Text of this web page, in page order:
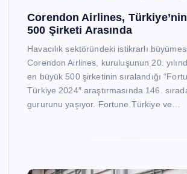
Corendon Airlines,
500 Şirketi Arasında
Havacılık sektöründeki istikrarlı
Corendon Airlines, kuruluşunun 20.
en büyük 500 şirketinin sıralandığı
Türkiye 2024″ araştırmasında 146.
gururunu yaşıyor. Fortune Türkiye ve…